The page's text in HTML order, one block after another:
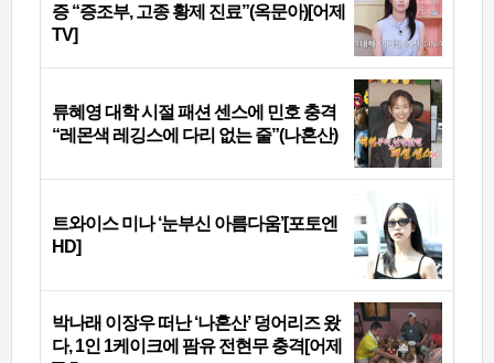
증 “증조부, 고종 황제 진료”(옥문아)[어제
TV]
류혜영 대학 시절 패션 센스에 민호 충격
“레몬색 레깅스에 다리 없는 줄”(나혼산)
트와이스 미나 ‘눈부신 아름다움’[포토엔
HD]
박나래 이장우 떠난 ‘나혼산’ 덩어리즈 왔
다, 1인 1케이크에 팜유 전현무 충격[어제